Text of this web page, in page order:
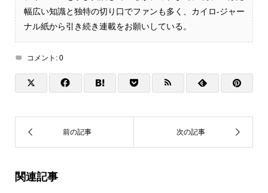
幅広い知識と独特の切り口でファンも多く、カイロ-ジャー
ナル紙から引き続き連載をお願いしている。
コメント: 0
関連記事